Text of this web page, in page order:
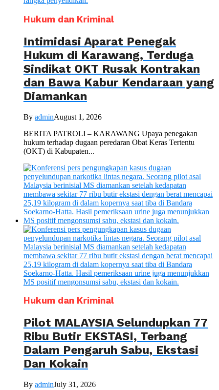
Hukum dan Kriminal
Intimidasi Aparat Penegak
Hukum di Karawang, Terduga
Sindikat OKT Rusak Kontrakan
dan Bawa Kabur Kendaraan yang
Diamankan
By adminAugust 1, 2026
BERITA PATROLI – KARAWANG Upaya penegakan
hukum terhadap dugaan peredaran Obat Keras Tertentu
(OKT) di Kabupaten...
Hukum dan Kriminal
Pilot MALAYSIA Selundupkan 77
Ribu Butir EKSTASI, Terbang
Dalam Pengaruh Sabu, Ekstasi
Dan Kokain
By adminJuly 31, 2026